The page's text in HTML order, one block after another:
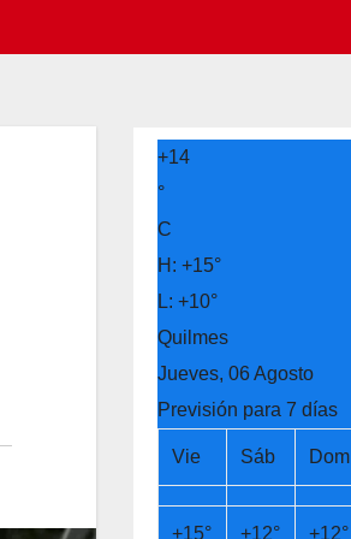
+14
°
C
H: +15°
L: +10°
Quilmes
Jueves, 06 Agosto
Previsión para 7 días
Vie Sáb Dom
+15° +12° +12°